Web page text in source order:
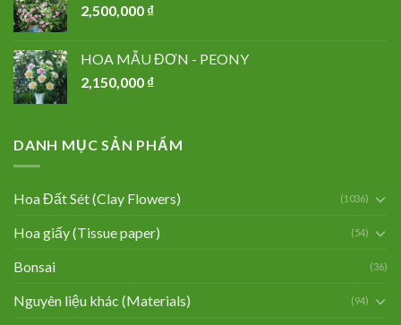
2,500,000 ₫
HOA MẪU ĐƠN - PEONY
2,150,000 ₫
DANH MỤC SẢN PHẨM
Hoa Đất Sét (Clay Flowers) (1036)
Hoa giấy (Tissue paper) (54)
Bonsai (36)
Nguyên liệu khác (Materials) (94)